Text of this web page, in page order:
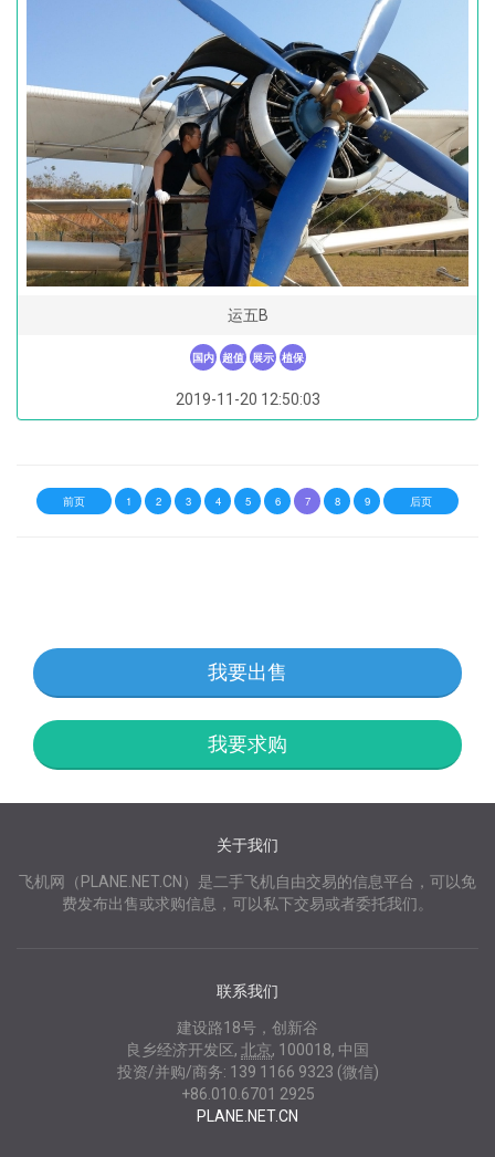
运五B
国内 超值 展示 植保
2019-11-20 12:50:03
前页 1 2 3 4 5 6 7 8 9 后页
我要出售
我要求购
关于我们
飞机网（PLANE.NET.CN）是二手飞机自由交易的信息平台，可以免
费发布出售或求购信息，可以私下交易或者委托我们。
联系我们
建设路18号，创新谷
良乡经济开发区, 北京, 100018, 中国
投资/并购/商务: 139 1166 9323 (微信)
+86.010.6701 2925
PLANE.NET.CN